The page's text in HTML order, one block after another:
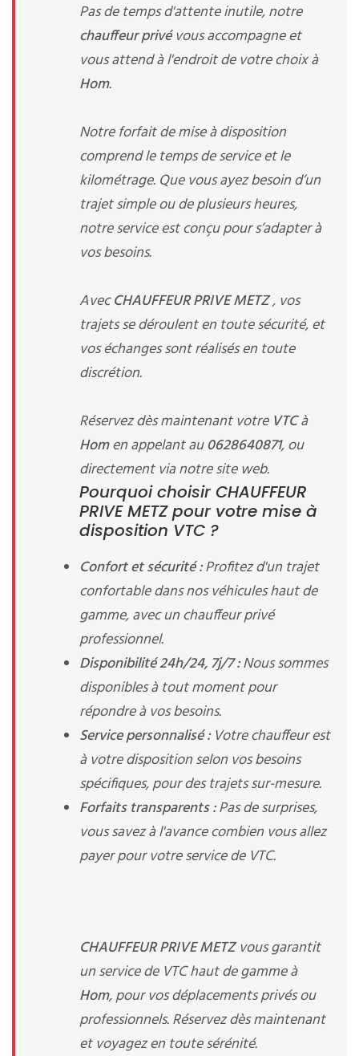
Pas de temps d'attente inutile, notre
chauffeur privévous accompagne et
vous attend à l'endroit de votre choix à
Hom.
Notre forfait de mise à disposition
comprend le temps de service et le
kilométrage. Que vous ayez besoin d’un
trajet simple ou de plusieurs heures,
notre service est conçu pour s’adapter à
vos besoins.
AvecCHAUFFEUR PRIVE METZ, vos
trajets se déroulent en toute sécurité, et
vos échanges sont réalisés en toute
discrétion.
Réservez dès maintenant votre VTCà
Homen appelant au0628640871, ou
directement via notre site web.
Pourquoi choisir CHAUFFEUR
PRIVE METZ pour votre mise à
disposition VTC ?
Confort et sécurité :Profitez d'un trajet
confortable dans nos véhicules haut de
gamme, avec un chauffeur privé
professionnel.
Disponibilité 24h/24, 7j/7 :Nous sommes
disponibles à tout moment pour
répondre à vos besoins.
Service personnalisé :Votre chauffeur est
à votre disposition selon vos besoins
spécifiques, pour des trajets sur-mesure.
Forfaits transparents :Pas de surprises,
vous savez à l'avance combien vous allez
payer pour votre service de VTC.
CHAUFFEUR PRIVE METZvous garantit
un service de VTC haut de gamme à
Hom, pour vos déplacements privés ou
professionnels. Réservez dès maintenant
et voyagez en toute sérénité.